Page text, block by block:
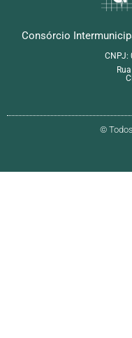
Consórcio
CNPJ:
©